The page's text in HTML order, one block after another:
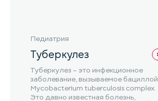
Педиатрия
Туберкулез
Туберкулез – это инфекционное
заболевание, вызываемое бациллой
Mycobacterium tuberculosis complex.
Это давно известная болезнь,